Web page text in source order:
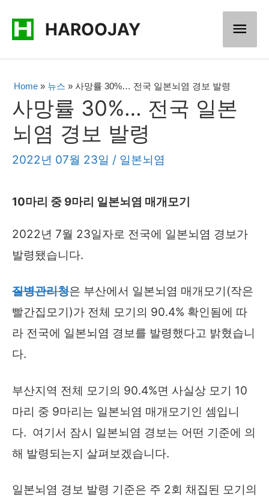
HAROOJAY
메
인
뉴
Home » 뉴스 » 사망률 30%… 전국 일본뇌염 경보 발령
사망률 30%… 전국 일본
뇌염 경보 발령
2022년 07월 23일 / 일본뇌염
10마리 중 9마리 일본뇌염 매개모기
2022년 7월 23일자로 전국에 일본뇌염 경보가
발령됐습니다.
질병관리청은 부산에서 일본뇌염 매개모기(작은
빨간집모기)가 전체 모기의 90.4% 확인됨에 따
라 전국에 일본뇌염 경보를 발령했다고 밝혔습니
다.
부산지역 전체 모기의 90.4%면 사실상 모기 10
마리 중 9마리는 일본뇌염 매개모기인 셈입니
다. 여기서 잠시 일본뇌염 경보는 어떤 기준에 의
해 발령되는지 살펴보겠습니다.
일본뇌염 경보 발령 기준은 주 2회 채집된 모기의